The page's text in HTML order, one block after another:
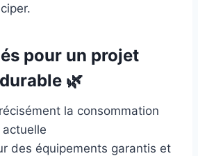
pour un projet
🌿
la consommation
des équipements garantis et